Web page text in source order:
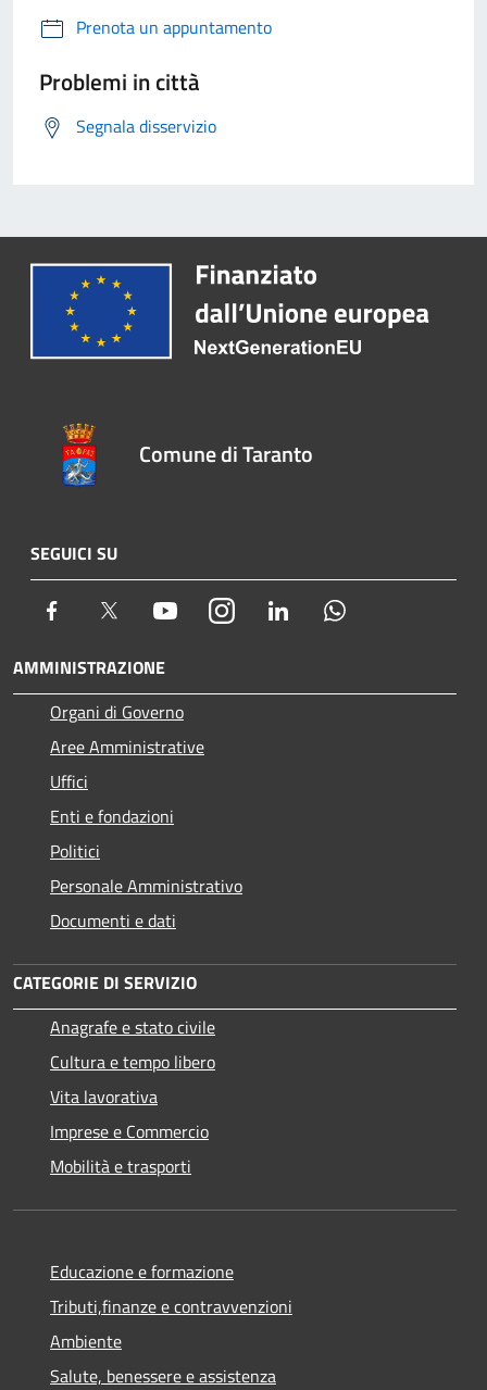
Prenota un appuntamento
Problemi in città
Segnala disservizio
Comune di Taranto
SEGUICI SU
Facebook Twitter YoutubeInstagram LinkedIn
AMMINISTRAZIONE
Organi di Governo
Aree Amministrative
Uffici
Enti e fondazioni
Politici
Personale Amministrativo
Documenti e dati
CATEGORIE DI SERVIZIO
Anagrafe e stato civile
Cultura e tempo libero
Vita lavorativa
Imprese e Commercio
Mobilità e trasporti
Educazione e formazione
Tributi,finanze e contravvenzioni
Ambiente
Salute, benessere e assistenza